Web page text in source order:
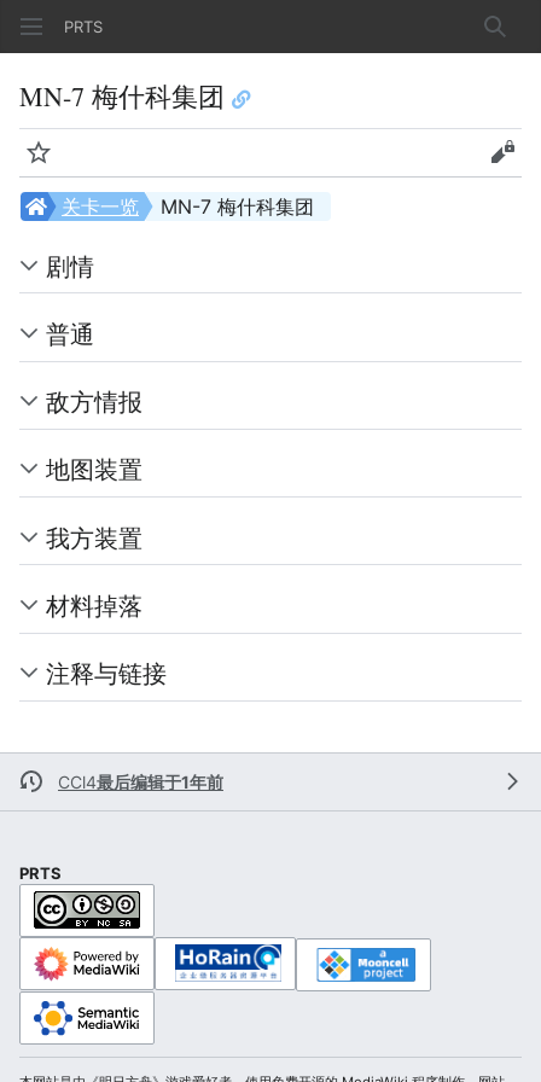
PRTS 搜索
MN-7 梅什科集团
监视 查看
MN-7 梅什科集团
关卡一览
剧情
普通
敌方情报
地图装置
我方装置
材料掉落
注释与链接
CCl4最后编辑于1年前
PRTS